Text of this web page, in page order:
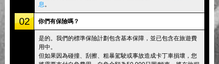
息 。
02 你們有保險嗎？
是的。我們的標準保險計劃包含基本保障，並已包含在旅遊費
用中。
但如果因為碰撞、刮擦、粗暴駕駛或事故造成卡丁車損壞，您